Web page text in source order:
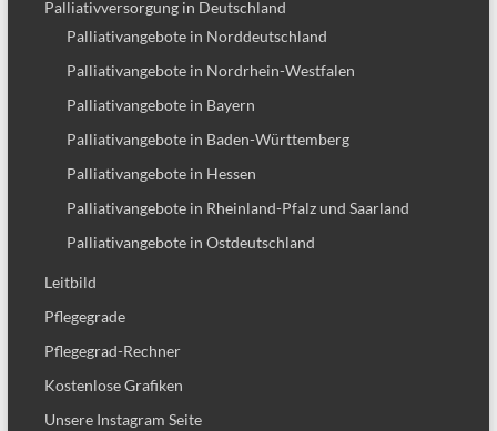
Palliativversorgung in Deutschland
Palliativangebote in Norddeutschland
Palliativangebote in Nordrhein-Westfalen
Palliativangebote in Bayern
Palliativangebote in Baden-Württemberg
Palliativangebote in Hessen
Palliativangebote in Rheinland-Pfalz und Saarland
Palliativangebote in Ostdeutschland
Leitbild
Pflegegrade
Pflegegrad-Rechner
Kostenlose Grafiken
Unsere Instagram Seite